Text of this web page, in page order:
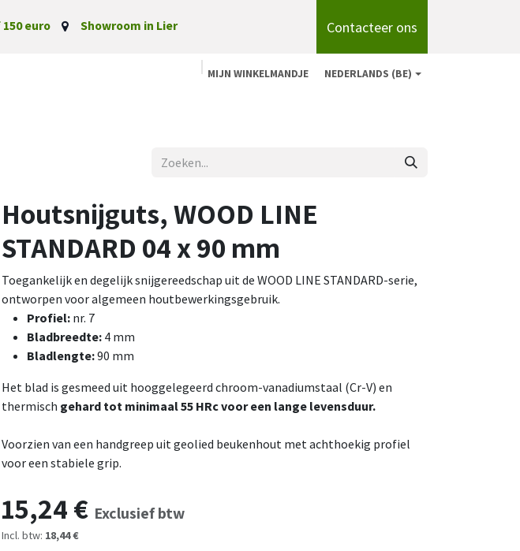
euro Showroom in Lier Contacteer ons
MIJN WINKELMANDJE NEDERLANDS (BE)
Houtsnijguts, WOOD LINE
STANDARD 04 x 90 mm
Toegankelijk en degelijk snijgereedschap uit de WOOD LINE STANDARD-serie,
ontworpen voor algemeen houtbewerkingsgebruik.
Profiel: nr. 7
Bladbreedte: 4 mm
Bladlengte:90 mm
Het blad is gesmeed uit hooggelegeerd chroom-vanadiumstaal (Cr-V) en
thermisch gehard tot minimaal 55 HRc voor een lange levensduur.
Voorzien van een handgreep uit geolied beukenhout met achthoekig profiel
voor een stabiele grip.
15,24€ Exclusief btw
Incl. btw: 18,44 €